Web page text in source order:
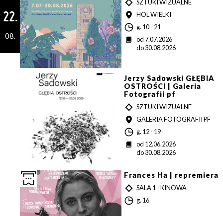
22.
08.
T
Y
P
SZTUKI WIZUALNE
MIEJSCE
HOL WIELKI
G
o
d
a
g. 10 - 21
D
od 7.07.2026
do 30.08.2026
Jerzy Sadowski GŁĘBIA
OSTROŚCI | Galeria
Fotografii pf
T
Y
P
SZTUKI WIZUALNE
MIEJSCE
GALERIA FOTOGRAFII PF
G
o
d
n
g. 12 - 19
D
od 12.06.2026
do 30.08.2026
Frances Ha | repremiera
T
Y
P
SALA 1 - KINOWA
G
g. 16